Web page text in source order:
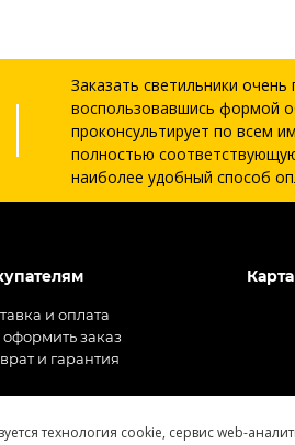
Заказать светильники
воспользовавшись формой
проконсультирует по всем
полностью
наиболее удобный способ
и оплата
оформить заказ
и гарантия
технология cookie, сервис web-